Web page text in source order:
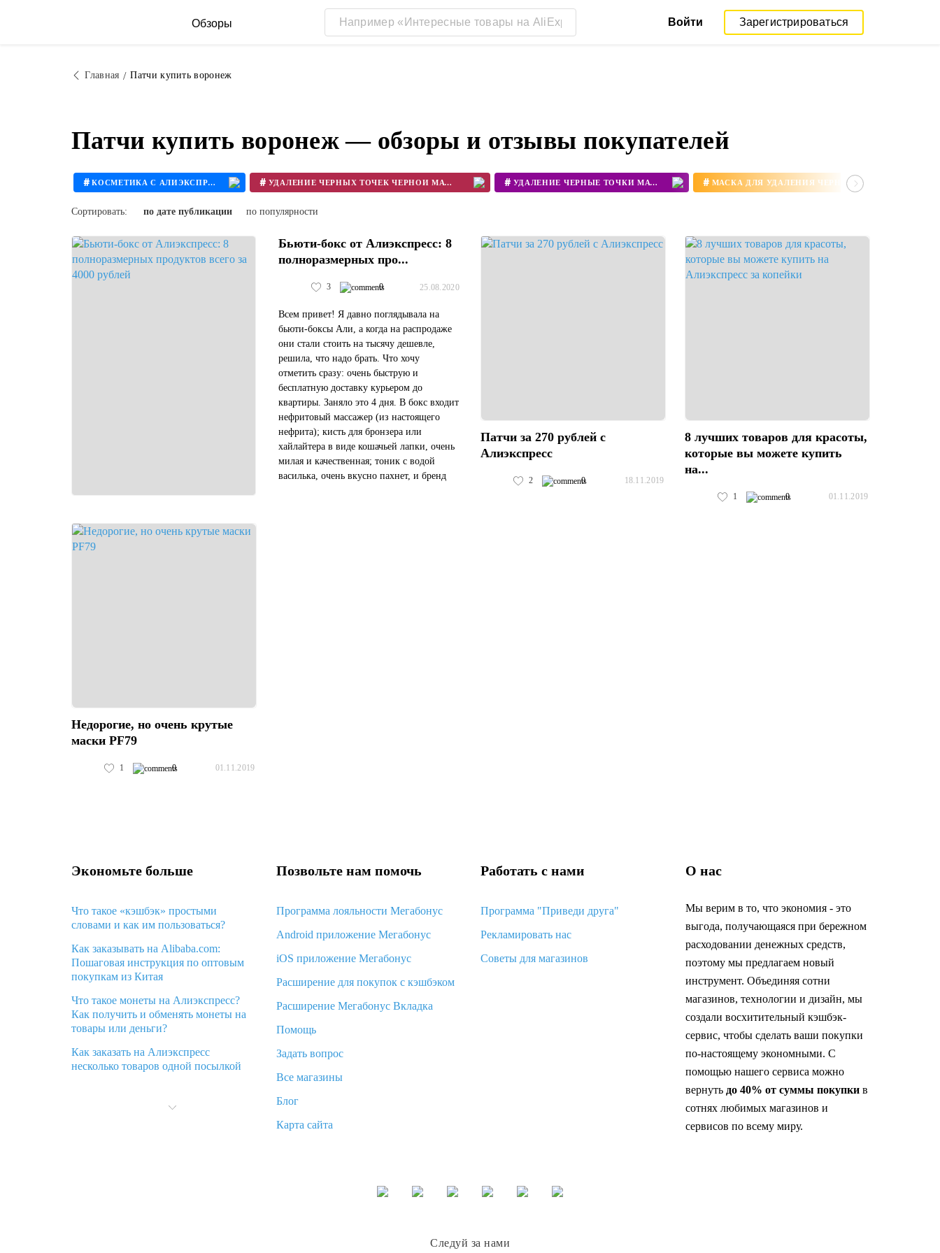
Обзоры Войти Зарегистрироваться
Главная Патчи купить воронеж
Патчи купить воронеж — обзоры и отзывы покупателей
# КОСМЕТИКА С АЛИЭКСПРЕСС # УДАЛЕНИЕ ЧЕРНЫХ ТОЧЕК ЧЕРНОЙ МАСКОЙ # УДАЛЕНИЕ ЧЕРНЫЕ ТОЧКИ МАСКИ #
Сортировать: по дате публикации по популярности
Бьюти-бокс от Алиэкспресс: 8
полноразмерных про...
3 0 25.08.2020
Всем привет! Я давно поглядывала на
бьюти-боксы Али, а когда на распродаже
они стали стоить на тысячу дешевле,
решила, что надо брать. Что хочу
отметить сразу: очень быструю и
бесплатную доставку курьером до
квартиры. Заняло это 4 дня. В бокс входит
нефритовый массажер (из настоящего
нефрита); кисть для бронзера или
хайлайтера в виде кошачьей лапки, очень
милая и качественная; тоник с водой
василька, очень вкусно пахнет, и бренд
Патчи за 270 рублей с
Алиэкспресс
2 0 18.11.2019
8 лучших товаров для красоты,
которые вы можете купить
на...
1 0 01.11.2019
Недорогие, но очень крутые
маски PF79
1 0 01.11.2019
Экономьте больше
Что такое «кэшбэк» простыми
словами и как им пользоваться?
Как заказывать на Alibaba.com:
Пошаговая инструкция по оптовым
покупкам из Китая
Что такое монеты на Алиэкспресс?
Как получить и обменять монеты на
товары или деньги?
Как заказать на Алиэкспресс
несколько товаров одной посылкой
Алиэкспресс и что делать?
Позвольте нам помочь
Программа лояльности Мегабонус
Android приложение Мегабонус
iOS приложение Мегабонус
Расширение для покупок с кэшбэком
Расширение Мегабонус Вкладка
Помощь
Задать вопрос
Все магазины
Блог
Карта сайта
Работать с нами
Программа "Приведи друга"
Рекламировать нас
Советы для магазинов
О нас
Мы верим в то, что экономия - это
выгода, получающаяся при бережном
расходовании денежных средств,
поэтому мы предлагаем новый
инструмент. Объединяя сотни
магазинов, технологии и дизайн, мы
создали восхитительный кэшбэк-
сервис, чтобы сделать ваши покупки
по-настоящему экономными. С
помощью нашего сервиса можно
вернуть до 40% от суммы покупкив
сотнях любимых магазинов и
сервисов по всему миру.
Следуй за нами